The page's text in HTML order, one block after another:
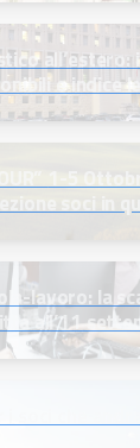
all’estero:
e indice
lavoro: la
all’11